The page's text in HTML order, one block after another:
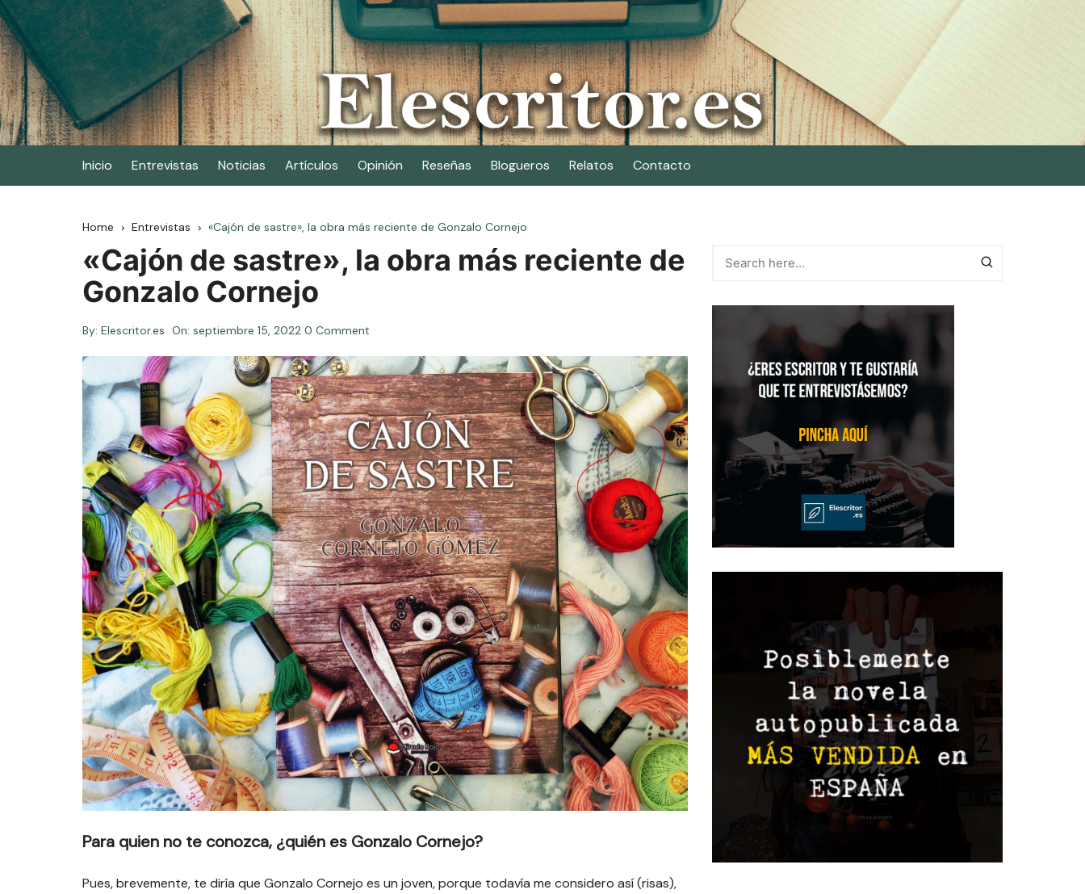
Skip
to
content
Elescritor.es
El periódico digital de los escritores
Inicio Entrevistas Noticias Artículos Opinión Reseñas Blogueros Relatos Contacto
Home Entrevistas «Cajón de sastre», la obra más reciente de Gonzalo Cornejo
«Cajón de sastre», la obra más reciente de
Gonzalo Cornejo
By: Elescritor.es On: septiembre 15, 2022 0 Comment
Para quien no te conozca, ¿quién es Gonzalo Cornejo?
Pues, brevemente, te diría que Gonzalo Cornejo es un joven, porque todavía me considero así (risas),